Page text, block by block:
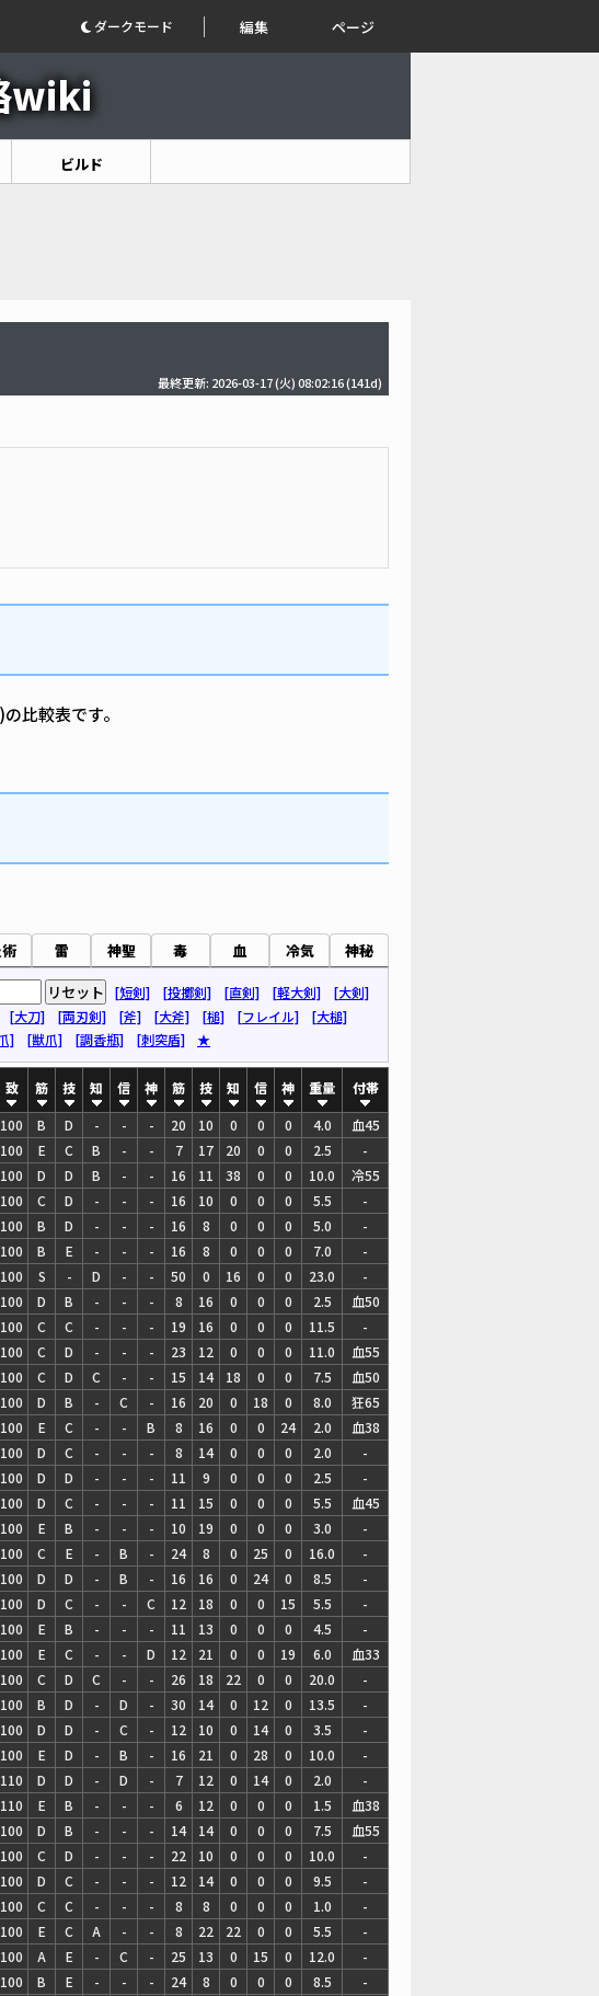
ダークモード 編集 ページ
wiki
ビルド
最終更新: 2026-03-17 (火) 08:02:16(141d)
比較表です。
リセット [短剣] [投擲剣] [直剣] [軽大剣]
[大剣]
[大刀] [両刃剣] [斧] [大斧] [槌] [フレイル]
[大槌]
] [獣爪] [調香瓶] [刺突盾] ★
致 筋 技 知 信 神 筋 技 知 信 神 重量
付帯
100 B D - - - 20 10 0 0 0 4.0
血45
100 E C B - - 7 17 20 0 0 2.5
-
100 D D B - - 16 11 38 0 0 10.0
冷55
100 C D - - - 16 10 0 0 0 5.5
-
100 B D - - - 16 8 0 0 0 5.0
-
100 B E - - - 16 8 0 0 0 7.0
-
100 S - D - - 50 0 16 0 0 23.0
-
100 D B - - - 8 16 0 0 0 2.5
血50
100 C C - - - 19 16 0 0 0 11.5
-
100 C D - - - 23 12 0 0 0 11.0
血55
100 C D C - - 15 14 18 0 0 7.5
血50
100 D B - C - 16 20 0 18 0 8.0
狂65
100 E C - - B 8 16 0 0 24 2.0
血38
100 D C - - - 8 14 0 0 0 2.0
-
100 D D - - - 11 9 0 0 0 2.5
-
100 D C - - - 11 15 0 0 0 5.5
血45
100 E B - - - 10 19 0 0 0 3.0
-
100 C E - B - 24 8 0 25 0 16.0
-
100 D D - B - 16 16 0 24 0 8.5
-
100 D C - - C 12 18 0 0 15 5.5
-
100 E B - - - 11 13 0 0 0 4.5
-
100 E C - - D 12 21 0 0 19 6.0
血33
100 C D C - - 26 18 22 0 0 20.0
-
100 B D - D - 30 14 0 12 0 13.5
-
100 D D - C - 12 10 0 14 0 3.5
-
100 E D - B - 16 21 0 28 0 10.0
-
110 D D - D - 7 12 0 14 0 2.0
-
110 E B - - - 6 12 0 0 0 1.5
血38
100 D B - - - 14 14 0 0 0 7.5
血55
100 C D - - - 22 10 0 0 0 10.0
-
100 D C - - - 12 14 0 0 0 9.5
-
100 C C - - - 8 8 0 0 0 1.0
-
100 E C A - - 8 22 22 0 0 5.5
-
100 A E - C - 25 13 0 15 0 12.0
-
100 B E - - - 24 8 0 0 0 8.5
-
雷 神聖 毒 血 冷気 神秘